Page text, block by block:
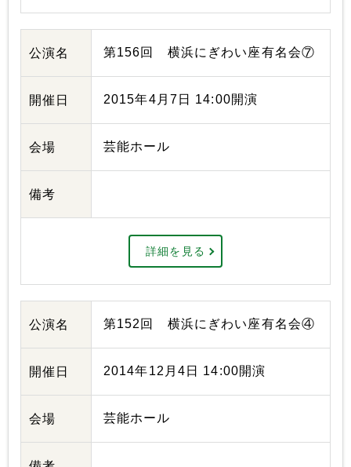
公演名 第156回 横浜にぎわい座有名会⑦
開催日 2015年4月7日 14:00開演
会場 芸能ホール
備考
詳細を見る
公演名 第152回 横浜にぎわい座有名会④
開催日 2014年12月4日 14:00開演
会場 芸能ホール